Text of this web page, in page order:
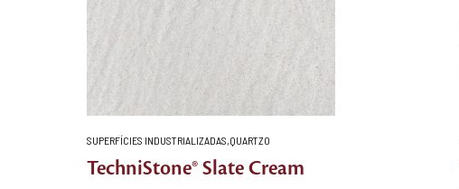
SUPERFÍCIES INDUSTRIALIZADAS,QUARTZO
TechniStone® Slate Cream